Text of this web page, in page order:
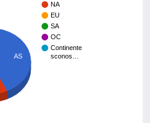
NA
EU
SA
OC
Continente
sconos…
AS